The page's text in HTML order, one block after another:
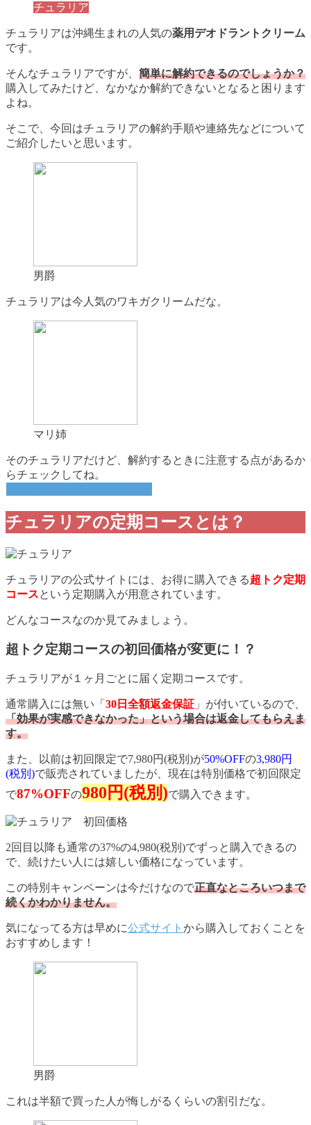
チュラリア
チュラリアは沖縄生まれの人気の薬用デオドラントクリーム
です。
そんなチュラリアですが、 簡単に解約できるのでしょうか？
購入してみたけど、なかなか解約できないとなると困ります
よね。
そこで、今回はチュラリアの解約手順や連絡先などについて
ご紹介したいと思います。
男爵
チュラリアは今人気のワキガクリームだな。
マリ姉
そのチュラリアだけど、解約するときに注意する点があるか
らチェックしてね。
チュラリアの定期コースとは？
チュラリアの公式サイトには、お得に購入できる超トク定期
コースという定期購入が用意されています。
どんなコースなのか見てみましょう。
超トク定期コースの初回価格が変更に！？
チュラリアが１ヶ月ごとに届く定期コースです。
通常購入には無い「 30日全額返金保証 」が付いているので、
「効果が実感できなかった」という場合は返金してもらえま
す。
また、以前は初回限定で7,980円(税別)が50%OFFの3,980円
(税別)で販売されていましたが、現在は特別価格で初回限定
で87%OFFの980円(税別)で購入できます。
2回目以降も通常の37%の4,980(税別)でずっと購入できるの
で、続けたい人には嬉しい価格になっています。
この特別キャンペーンは今だけなので正直なところいつまで
続くかわかりません。
気になってる方は早めに公式サイト から購入しておくことを
おすすめします！
男爵
これは半額で買った人が悔しがるくらいの割引だな。